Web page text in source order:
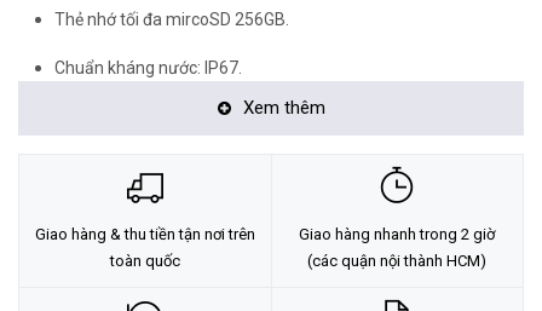
Thẻ nhớ tối đa mircoSD 256GB.
Chuẩn kháng nước: IP67.
Xem thêm
Giao hàng & thu tiền tận nơi trên
toàn quốc
Giao hàng nhanh trong 2 giờ
(các quận nội thành HCM)